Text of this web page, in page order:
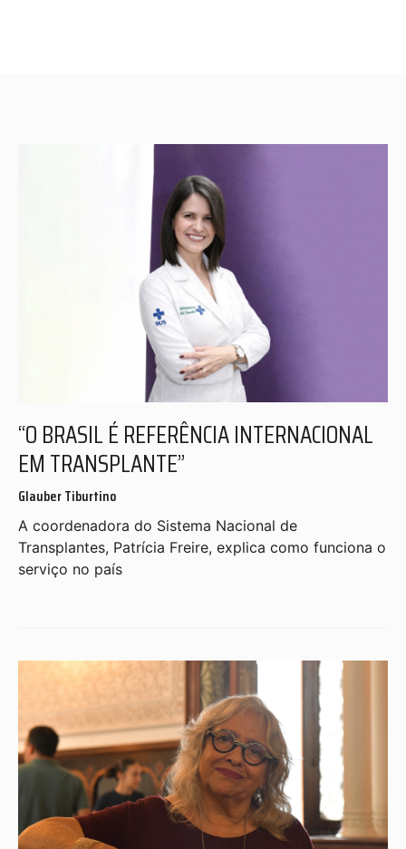
“O BRASIL É REFERÊNCIA INTERNACIONAL
EM TRANSPLANTE”
Glauber Tiburtino
A coordenadora do Sistema Nacional de
Transplantes, Patrícia Freire, explica como funciona o
serviço no país